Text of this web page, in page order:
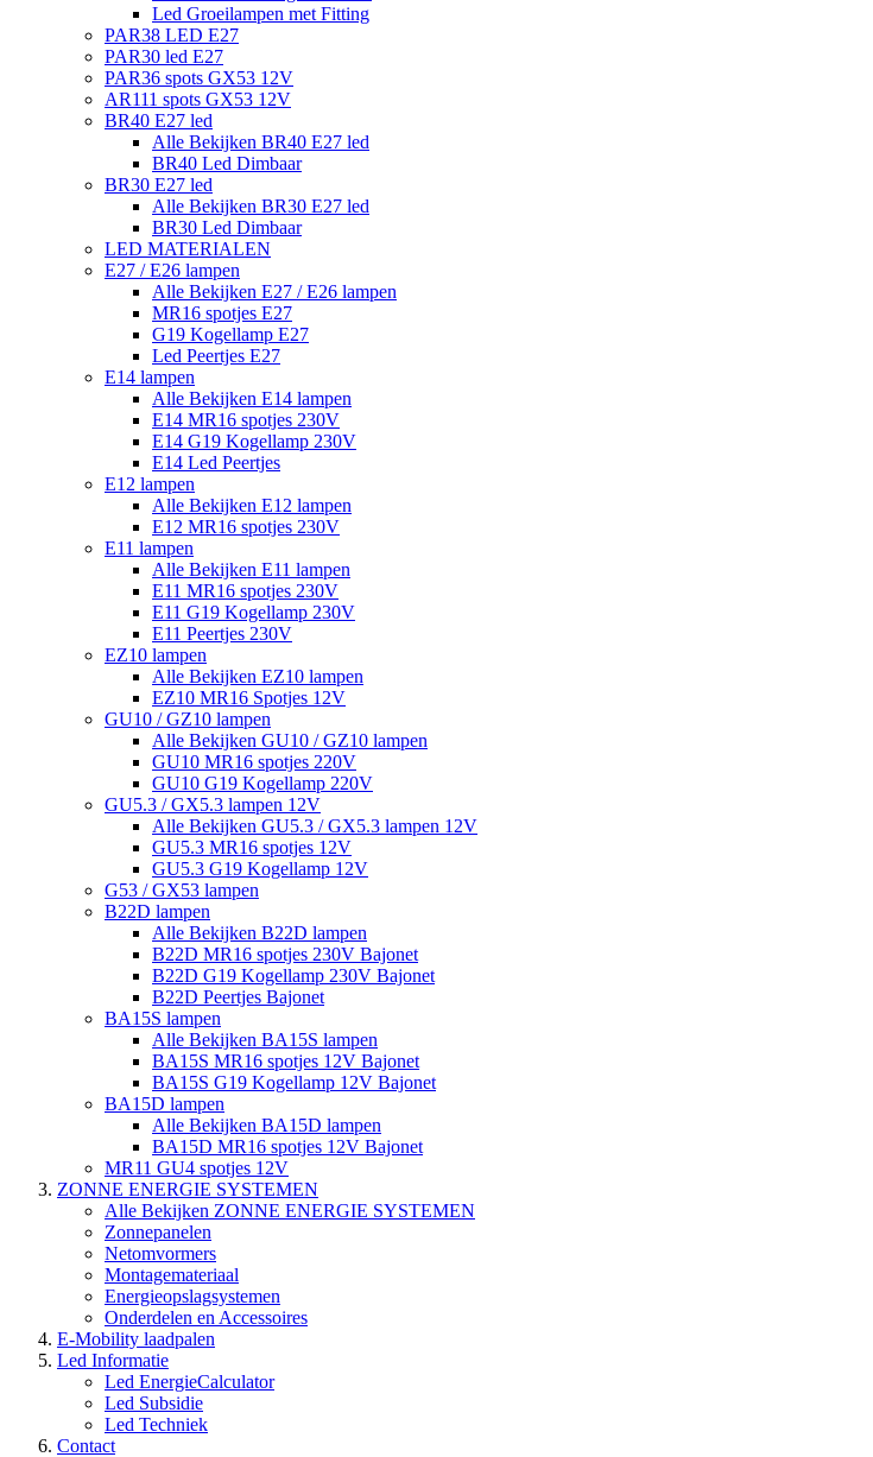
Led Groeilampen met Fitting
PAR38 LED E27
PAR30 led E27
PAR36 spots GX53 12V
AR111 spots GX53 12V
BR40 E27 led
Alle Bekijken BR40 E27 led
BR40 Led Dimbaar
BR30 E27 led
Alle Bekijken BR30 E27 led
BR30 Led Dimbaar
LED MATERIALEN
E27 / E26 lampen
Alle Bekijken E27 / E26 lampen
MR16 spotjes E27
G19 Kogellamp E27
Led Peertjes E27
E14 lampen
Alle Bekijken E14 lampen
E14 MR16 spotjes 230V
E14 G19 Kogellamp 230V
E14 Led Peertjes
E12 lampen
Alle Bekijken E12 lampen
E12 MR16 spotjes 230V
E11 lampen
Alle Bekijken E11 lampen
E11 MR16 spotjes 230V
E11 G19 Kogellamp 230V
E11 Peertjes 230V
EZ10 lampen
Alle Bekijken EZ10 lampen
EZ10 MR16 Spotjes 12V
GU10 / GZ10 lampen
Alle Bekijken GU10 / GZ10 lampen
GU10 MR16 spotjes 220V
GU10 G19 Kogellamp 220V
GU5.3 / GX5.3 lampen 12V
Alle Bekijken GU5.3 / GX5.3 lampen 12V
GU5.3 MR16 spotjes 12V
GU5.3 G19 Kogellamp 12V
G53 / GX53 lampen
B22D lampen
Alle Bekijken B22D lampen
B22D MR16 spotjes 230V Bajonet
B22D G19 Kogellamp 230V Bajonet
B22D Peertjes Bajonet
BA15S lampen
Alle Bekijken BA15S lampen
BA15S MR16 spotjes 12V Bajonet
BA15S G19 Kogellamp 12V Bajonet
BA15D lampen
Alle Bekijken BA15D lampen
BA15D MR16 spotjes 12V Bajonet
MR11 GU4 spotjes 12V
ZONNE ENERGIE SYSTEMEN
Alle Bekijken ZONNE ENERGIE SYSTEMEN
Zonnepanelen
Netomvormers
Montagemateriaal
Energieopslagsystemen
Onderdelen en Accessoires
E-Mobility laadpalen
Led Informatie
Led EnergieCalculator
Led Subsidie
Led Techniek
Contact